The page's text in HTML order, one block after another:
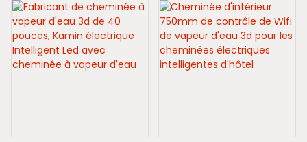
Fireplace
Steam Pure Water Mist
Vapors Insert Home Use
Fireplace